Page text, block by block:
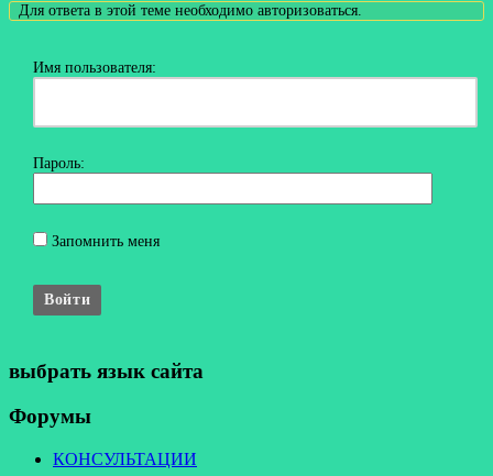
Для ответа в этой теме необходимо авторизоваться.
Имя пользователя:
Пароль:
Запомнить меня
Войти
выбрать язык сайта
Форумы
КОНСУЛЬТАЦИИ